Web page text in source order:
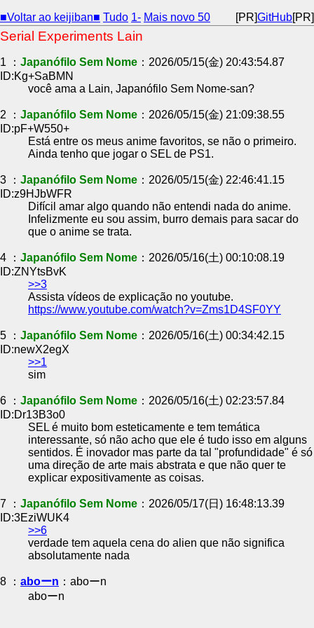
■Voltar ao keijiban■ Tudo 1- Mais novo 50 [PR]GitHub[PR]
Serial Experiments Lain
1 ： Japanófilo Sem Nome ：2026/05/15(金) 20:43:54.87
ID:Kg+SaBMN
você ama a Lain, Japanófilo Sem Nome-san?
2 ： Japanófilo Sem Nome ：2026/05/15(金) 21:09:38.55
ID:pF+W550+
Está entre os meus anime favoritos, se não o primeiro.
Ainda tenho que jogar o SEL de PS1.
3 ： Japanófilo Sem Nome ：2026/05/15(金) 22:46:41.15
ID:z9HJbWFR
Difícil amar algo quando não entendi nada do anime.
Infelizmente eu sou assim, burro demais para sacar do
que o anime se trata.
4 ： Japanófilo Sem Nome ：2026/05/16(土) 00:10:08.19
ID:ZNYtsBvK
>>3
Assista vídeos de explicação no youtube.
https://www.youtube.com/watch?v=Zms1D4SF0YY
5 ： Japanófilo Sem Nome ：2026/05/16(土) 00:34:42.15
ID:newX2egX
>>1
sim
6 ： Japanófilo Sem Nome ：2026/05/16(土) 02:23:57.84
ID:Dr13B3o0
SEL é muito bom esteticamente e tem temática
interessante, só não acho que ele é tudo isso em alguns
sentidos. É inovador mas parte da tal "profundidade" é só
uma direção de arte mais abstrata e que não quer te
explicar expositivamente as coisas.
7 ： Japanófilo Sem Nome ：2026/05/17(日) 16:48:13.39
ID:3EziWUK4
>>6
verdade tem aquela cena do alien que não significa
absolutamente nada
8 ： aboーn ：aboーn
aboーn